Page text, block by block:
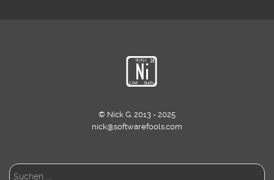
© Nick G. 2013 - 2025
nick@softwarefools.com
Suchen